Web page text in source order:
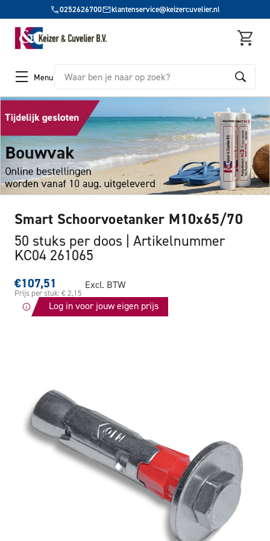
0252626700 klantenservice@keizercuvelier.nl
Menu Zoeken
Smart Schoorvoetanker M10x65/70
50 stuks per doos
Artikelnummer
KC04 261065
€107,51
Prijs per stuk: € 2,15
Excl. BTW
Log in voor jouw eigen prijs